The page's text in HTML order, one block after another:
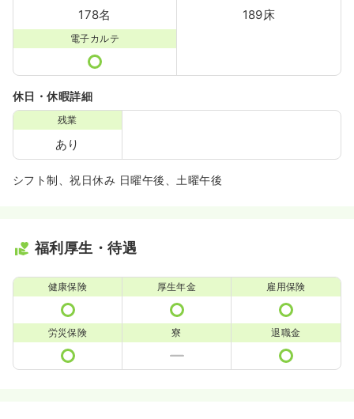
178名 189床
電子カルテ
休日・休暇詳細
残業
あり
シフト制、祝日休み 日曜午後、土曜午後
福利厚生・待遇
健康保険 厚生年金 雇用保険
労災保険 寮 退職金